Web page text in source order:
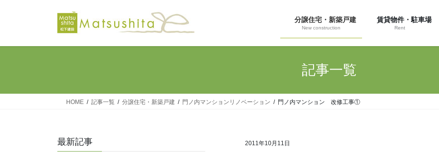
分譲住宅・新築戸建
New construction
賃貸物件・駐車場
Rent
記事一覧
HOME 記事一覧 分譲住宅・新築戸建 門ノ内マンションリノベーション 門ノ内マンション 改修工事①
2011年10月11日
最新記事